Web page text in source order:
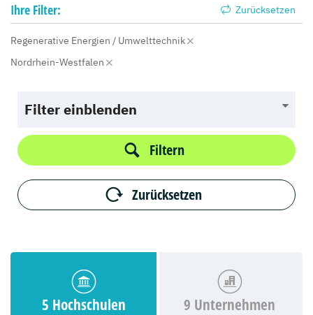
Ihre Filter: Zurücksetzen
Regenerative Energien / Umwelttechnik
Nordrhein-Westfalen
Filter einblenden
Filtern
Zurücksetzen
5 Hochschulen 9 Unternehmen